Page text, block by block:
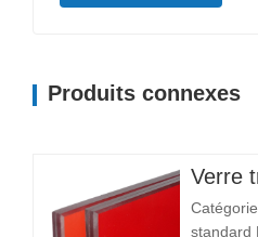
Produits connexes
Catégorie Paramètre Exemple
standard Notes techniques